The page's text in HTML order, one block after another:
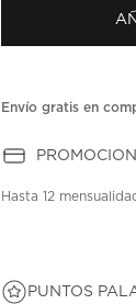
Envío gratis en
Hasta12
PUNTOS